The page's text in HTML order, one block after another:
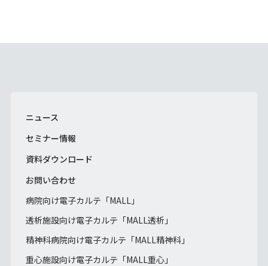
ニュース
セミナー情報
資料ダウンロード
お問い合わせ
病院向け電子カルテ「MALL」
透析施設向け電子カルテ「MALL透析」
精神科病院向け電子カルテ「MALL精神科」
重心施設向け電子カルテ「MALL重心」